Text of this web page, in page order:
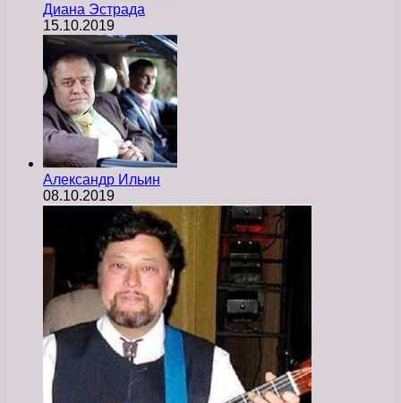
Диана Эстрада
15.10.2019
Александр Ильин
08.10.2019